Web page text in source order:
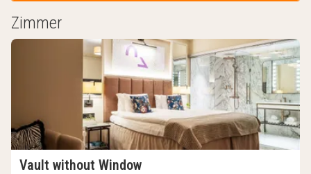
Zimmer
Vault without Window